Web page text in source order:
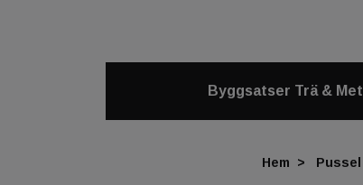
Byggsatser Trä &
Hem Pussel